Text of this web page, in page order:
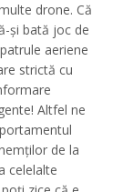
drone. Că
și bată joc de
aeriene
strictă cu
Altfel ne
de la
celelalte